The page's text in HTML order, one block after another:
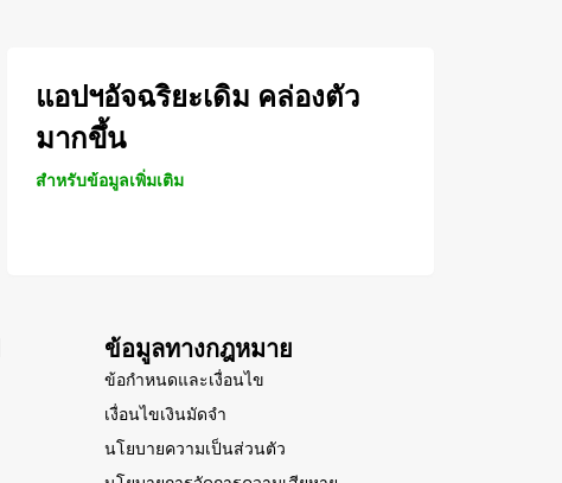
แอปฯอัจฉริยะเดิม คล่องตัว
มากขึ้น
สำหรับข้อมูลเพิ่มเติม
ข้อมูลทางกฎหมาย
ข้อกำหนดและเงื่อนไข
เงื่อนไขเงินมัดจำ
นโยบายความเป็นส่วนตัว